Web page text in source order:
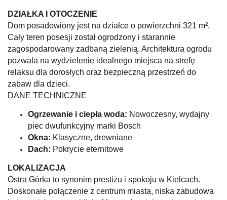
DZIAŁKA I OTOCZENIE
Dom posadowiony jest na działce o powierzchni 321 m².
Cały teren posesji został ogrodzony i starannie
zagospodarowany zadbaną zielenią. Architektura ogrodu
pozwala na wydzielenie idealnego miejsca na strefę
relaksu dla dorosłych oraz bezpieczną przestrzeń do
zabaw dla dzieci.
DANE TECHNICZNE
Ogrzewanie i ciepła woda: Nowoczesny, wydajny
piec dwufunkcyjny marki Bosch
Okna: Klasyczne, drewniane
Dach: Pokrycie eternitowe
LOKALIZACJA
Ostra Górka to synonim prestiżu i spokoju w Kielcach.
Doskonałe połączenie z centrum miasta, niska zabudowa